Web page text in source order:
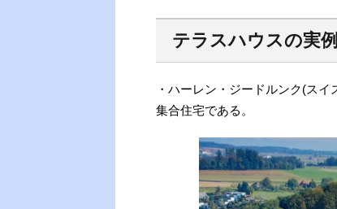
テラスハウスの実例
・ハーレン・ジードルンク(ス
集合住宅である。